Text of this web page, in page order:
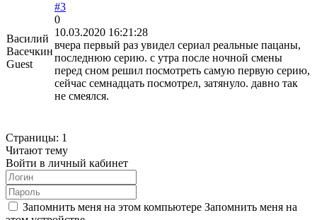
Василий
Васечкин
Guest
#3
0
10.03.2020 16:21:28
вчера первый раз увидел сериал реальные пацаны,
последнюю серию. с утра после ночной смены
перед сном решил посмотреть самую первую серию,
сейчас семнадцать посмотрел, затянуло. давно так
не смеялся.
Страницы: 1
Читают тему
Войти в личный кабинет
Запомнить меня на этом компьютере Запомнить меня на